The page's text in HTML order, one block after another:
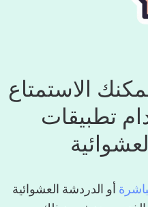
الاستمتاع
تطبيقات
أو الدردشة العشوائية